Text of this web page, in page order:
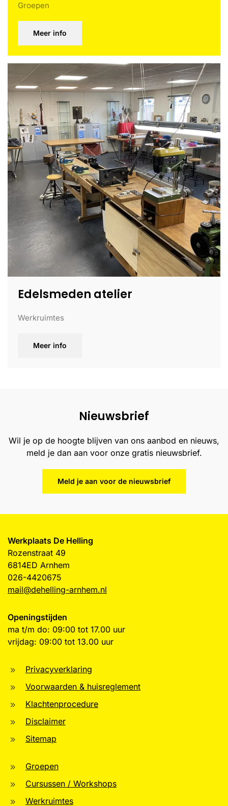
Groepen
Meer info
Edelsmeden atelier
Werkruimtes
Meer info
Nieuwsbrief
Wil je op de hoogte blijven van ons aanbod en nieuws,
meld je dan aan voor onze gratis nieuwsbrief.
Meld je aan voor de nieuwsbrief
Werkplaats De Helling
Rozenstraat 49
6814ED Arnhem
026-4420675
mail@dehelling-arnhem.nl
Openingstijden
ma t/m do: 09:00 tot 17.00 uur
vrijdag: 09:00 tot 13.00 uur
Privacyverklaring
Voorwaarden & huisreglement
Klachtenprocedure
Disclaimer
Sitemap
Groepen
Cursussen / Workshops
Werkruimtes